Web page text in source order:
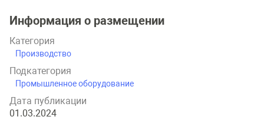
Информация о размещении
Категория
Производство
Подкатегория
Промышленное оборудование
Дата публикации
01.03.2024